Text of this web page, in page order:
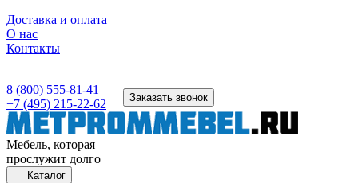
Доставка и оплата
О нас
Контакты
8 (800) 555-81-41
+7 (495) 215-22-62
Заказать звонок
Мебель, которая
прослужит долго
Каталог